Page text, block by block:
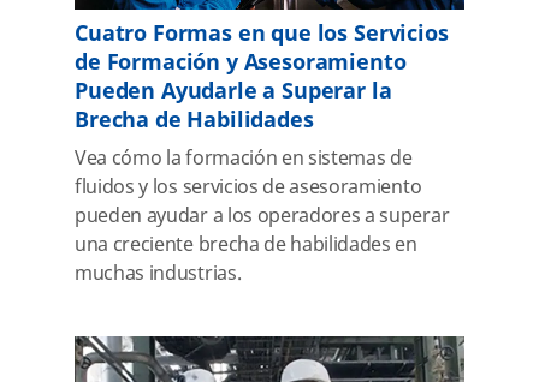
Cuatro Formas en que los Servicios
de Formación y Asesoramiento
Pueden Ayudarle a Superar la
Brecha de Habilidades
Vea cómo la formación en sistemas de
fluidos y los servicios de asesoramiento
pueden ayudar a los operadores a superar
una creciente brecha de habilidades en
muchas industrias.